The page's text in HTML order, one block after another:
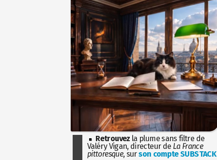
Retrouvez la plume sans filtre de
Valéry Vigan, directeur de La France
pittoresque, surson compte SUBSTACK